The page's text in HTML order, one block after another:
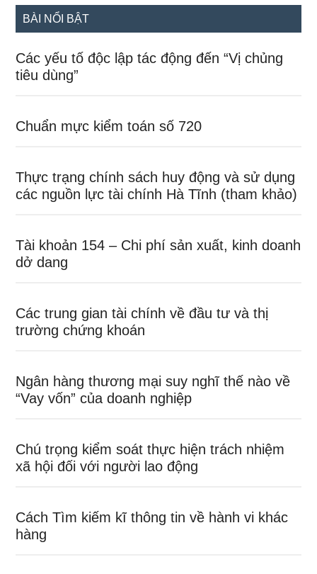
...
BÀI NỔI BẬT
Các yếu tố độc lập tác động đến “Vị chủng
tiêu dùng”
Chuẩn mực kiểm toán số 720
Thực trạng chính sách huy động và sử dụng
các nguồn lực tài chính Hà Tĩnh (tham khảo)
Tài khoản 154 – Chi phí sản xuất, kinh doanh
dở dang
Các trung gian tài chính về đầu tư và thị
trường chứng khoán
Ngân hàng thương mại suy nghĩ thế nào về
“Vay vốn” của doanh nghiệp
Chú trọng kiểm soát thực hiện trách nhiệm
xã hội đối với người lao động
Cách Tìm kiếm kĩ thông tin về hành vi khác
hàng